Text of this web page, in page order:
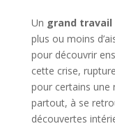
Un grand travail
plus ou moins
pour découvrir
cette crise,
pour certains une
partout, à se
découvertes